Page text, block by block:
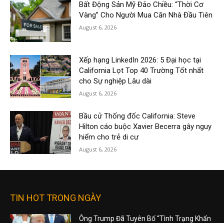
Bất Động Sản Mỹ Đảo Chiều: “Thời Cơ
Vàng” Cho Người Mua Căn Nhà Đầu Tiên
August 6, 2026
Xếp hạng LinkedIn 2026: 5 Đại học tại
California Lọt Top 40 Trường Tốt nhất
cho Sự nghiệp Lâu dài
August 6, 2026
Bầu cử Thống đốc California: Steve
Hilton cáo buộc Xavier Becerra gây nguy
hiểm cho trẻ di cư
August 6, 2026
TIN HOT TRONG NGÀY
Ông Trump Đã Tuyên Bố “Tình Trạng Khẩn